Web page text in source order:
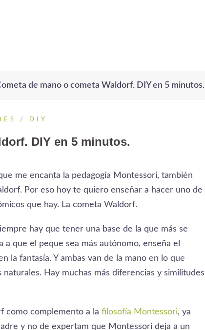
de mano o cometa Waldorf. DIY en 5 minutos.
/ DIY
DIY en 5 minutos.
me encanta la pedagogía Montessori, también
Por eso hoy te quiero enseñar a hacer uno de
que hay. La cometa Waldorf.
hay que tener una base de la que más se
que el peque sea más autónomo, enseña el
la fantasía. Y ambas van de la mano en lo que
Hay muchas más diferencias y similitudes
como complemento a la filosofía Montessori, ya
y no de expertam que Montessori deja a un